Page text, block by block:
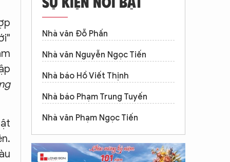
Nhà văn Đỗ Phấn
Nhà văn Nguyễn Ngọc Tiến
Nhà báo Hồ Viết Thịnh
Nhà báo Phạm Trung Tuyến
Nhà văn Phạm Ngọc Tiến